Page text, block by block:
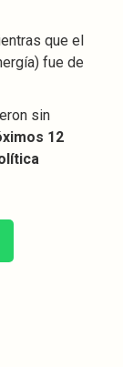
que el
fue de
sin
12